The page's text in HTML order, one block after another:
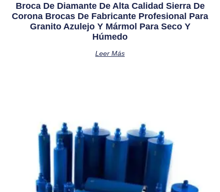
Broca De Diamante De Alta Calidad Sierra De
Corona Brocas De Fabricante Profesional Para
Granito Azulejo Y Mármol Para Seco Y
Húmedo
Leer Más